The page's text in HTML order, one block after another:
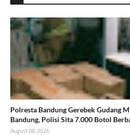
Polresta Bandung Gerebek Gudang
Bandung, Polisi Sita 7.000 Botol
August 08, 2026